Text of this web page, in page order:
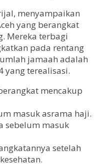
menyampaikan
yang berangkat
Mereka terbagi
pada rentang
jamaah adalah
yang terealisasi.
mencakup
masuk asrama haji.
sebelum masuk
setelah